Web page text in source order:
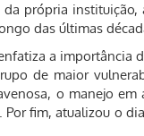
da própria
das últimas
a importância
de maior
o manejo
Por fim, atualizou o